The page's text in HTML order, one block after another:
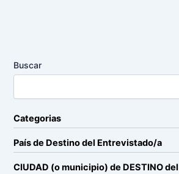
Buscar
Categorias
País de Destino del Entrevistado/a
CIUDAD (o municipio) de DESTINO